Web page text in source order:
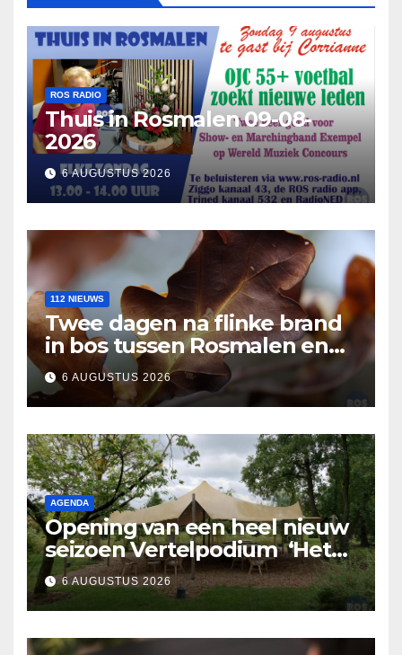
ROS RADIO
Thuis in Rosmalen 09-08-
2026
6 AUGUSTUS 2026
112 NIEUWS
Twee dagen na flinke brand
in bos tussen Rosmalen en
Nuland
6 AUGUSTUS 2026
AGENDA
Opening van een heel nieuw
seizoen Vertelpodium ‘Het
Lopende Vuur’. Landelijke
verhalen in Bomentuin D’n
Hooidonk
6 AUGUSTUS 2026